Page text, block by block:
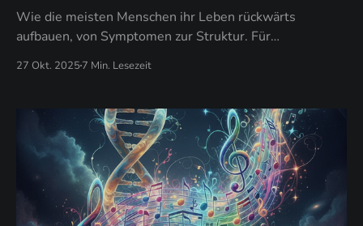
Wie die meisten Menschen ihr Leben rückwärts
aufbauen, von Symptomen zur Struktur. Für
27 Okt. 2025 7 Min. Lesezeit